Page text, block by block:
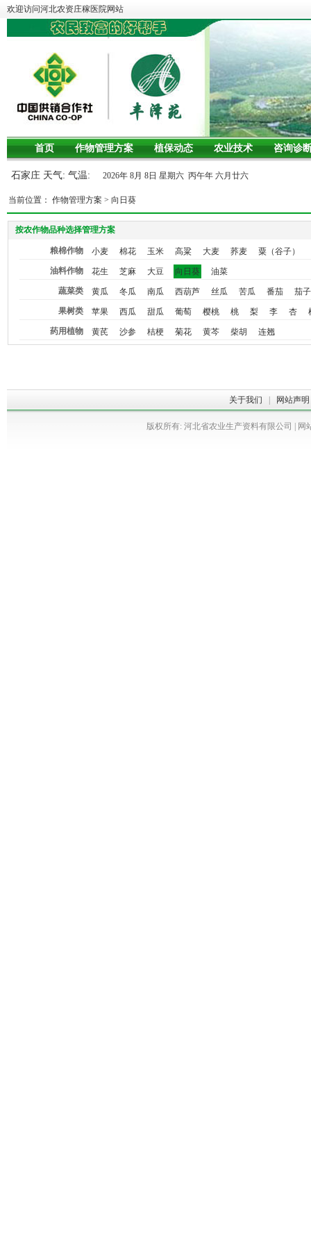
欢迎访问河北农资庄稼医院网站
首页 作物管理方案 植保动态 农业技术 咨询诊
石家庄 天气: 气温: 2026年 8月 8日 星期六 丙午年 六月廿六
当前位置： 作物管理方案 > 向日葵
按农作物品种选择管理方案
粮棉作物 小麦 棉花 玉米 高粱 大麦 荞麦
粟（谷子）
油料作物
花生 芝麻 大豆 向日葵
油菜
蔬菜类
黄瓜 冬瓜 南瓜 西葫芦 丝瓜 苦瓜 番茄
茄子
果树类
苹果 西瓜 甜瓜 葡萄 樱桃 桃 梨 李 杏
药用植物
黄芪 沙参 桔梗 菊花 黄芩 柴胡 连翘
关于我们 网站声明
版权所有: 河北省农业生产资料有限公司 | 网